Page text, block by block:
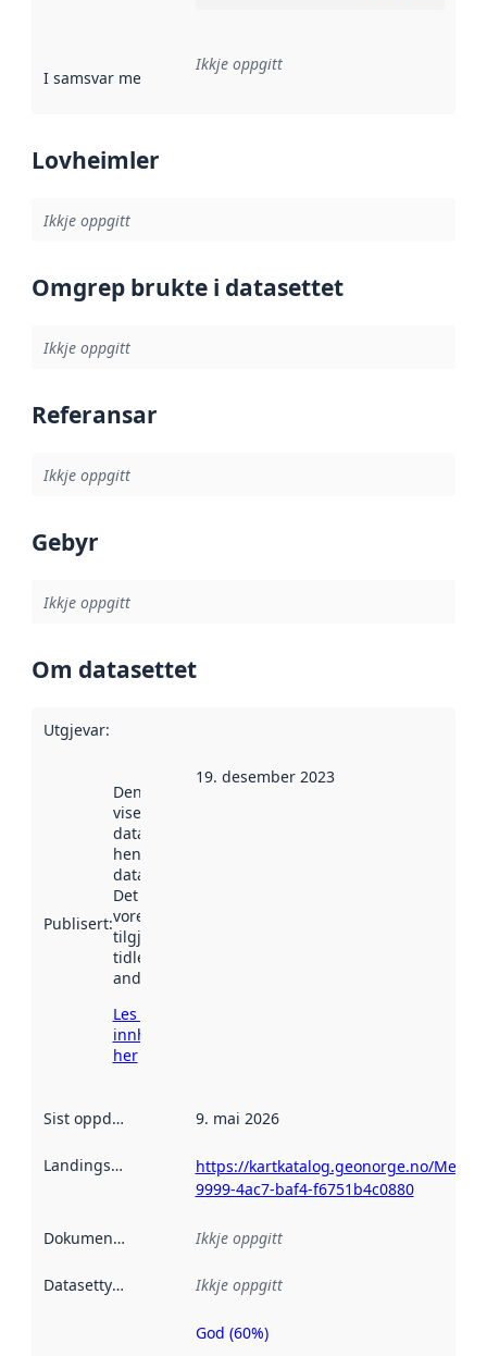
I samsvar med Referanse til ei implementeringsregel eller
Ikkje oppgitt
Lovheimler
Ikkje oppgitt
Omgrep brukte i datasettet
Ikkje oppgitt
Referansar
Ikkje oppgitt
Gebyr
Ikkje oppgitt
Om datasettet
Utgjevar:
Publisert:
Denne datoen
viser når
datasettet vart
henta inn av
data.norge.no.
Det kan ha
vore
tilgjengeleg
tidlegare
andre stader.
Les meir om
innhenting
her
19. desember 2023
Sist oppdatert 9. mai 2026
Landingsside
https://kartkatalog.geonorge.no/
9999-4ac7-baf4-f6751b4c0880
Dokumentasjon Ikkje oppgitt
Datasettype Ikkje oppgitt
Metadatakvalitet
God (60%)